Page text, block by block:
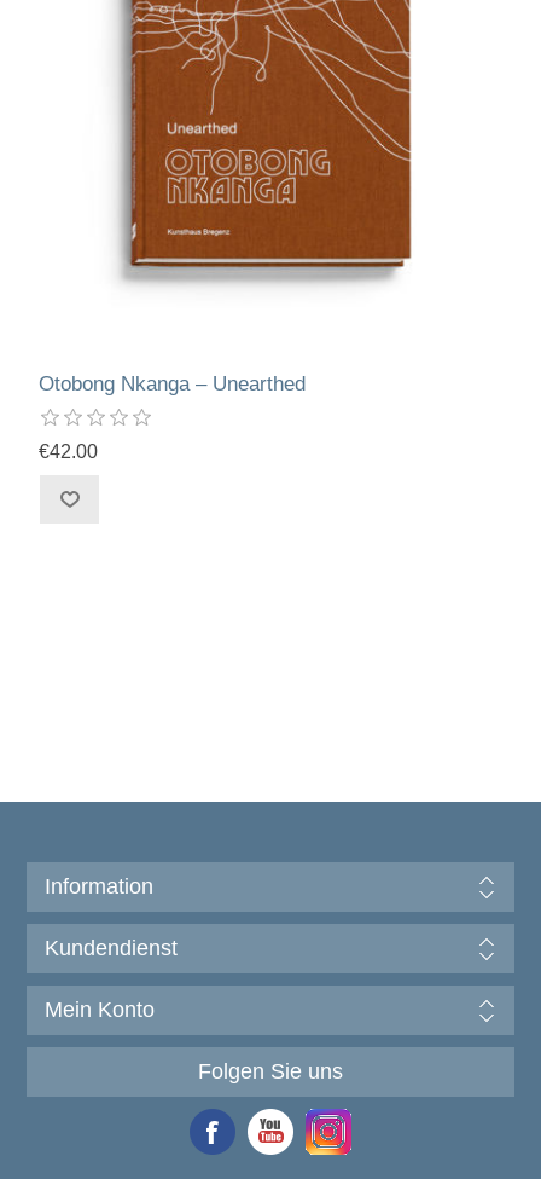
Otobong Nkanga – Unearthed
€42.00
Information
Kundendienst
Mein Konto
Folgen Sie uns